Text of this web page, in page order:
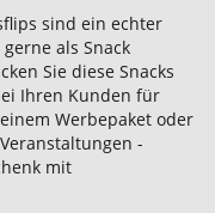
sind ein echter
als Snack
Sie diese Snacks
Ihren Kunden für
Werbepaket oder
-
mit